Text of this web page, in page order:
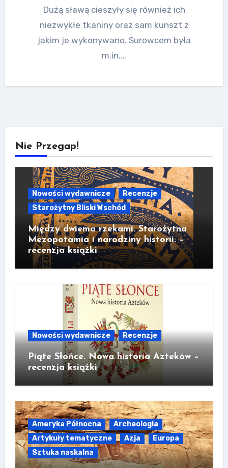
Dużą sławą cieszyły się również ich
niezwykłe tkaniny oraz sam kunszt z
jakim je wykonywano. Surowcem była
m.in.…
Nie Przegap!
Nowości wydawnicze
Recenzje
Starożytny Bliski Wschód
Między dwiema rzekami. Starożytna
Mezopotamia i narodziny historii. –
recenzja książki
Nowości wydawnicze Recenzje
Piąte Słońce. Nowa historia Azteków –
recenzja książki
Ameryka Północna
Archeologia
Artykuły tematyczne
Azja
Europa
Sztuka naskalna